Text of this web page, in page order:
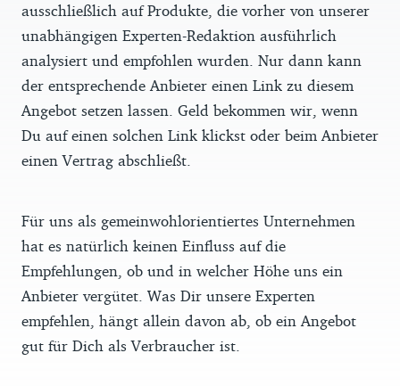
ausschließlich auf Produkte, die vorher von unserer
unabhängigen Experten-Redaktion ausführlich
analysiert und empfohlen wurden. Nur dann kann
der entsprechende Anbieter einen Link zu diesem
Angebot setzen lassen. Geld bekommen wir, wenn
Du auf einen solchen Link klickst oder beim Anbieter
einen Vertrag abschließt.
Für uns als gemeinwohlorientiertes Unternehmen
hat es natürlich keinen Einfluss auf die
Empfehlungen, ob und in welcher Höhe uns ein
Anbieter vergütet. Was Dir unsere Experten
empfehlen, hängt allein davon ab, ob ein Angebot
gut für Dich als Verbraucher ist.